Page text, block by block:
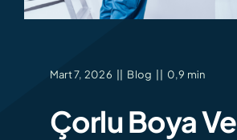
Mart 7, 2026 Blog 0,9 min
Çorlu Boya Ve